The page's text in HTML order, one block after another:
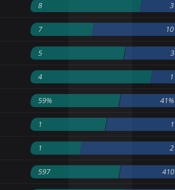
8 3
7 10
5 3
4 1
59% 41%
1 1
1 2
597 410